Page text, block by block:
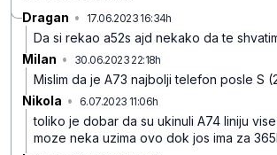
Dragan • 17.06.2023 16:34h
Da si rekao a52s ajd nekako da te
Milan • 30.06.2023 22:18h
Mislim da je A73 najbolji telefon posle S
Nikola • 6.07.2023 11:06h
toliko je dobar da su ukinuli A74 liniju
moze neka uzima ovo dok jos ima za